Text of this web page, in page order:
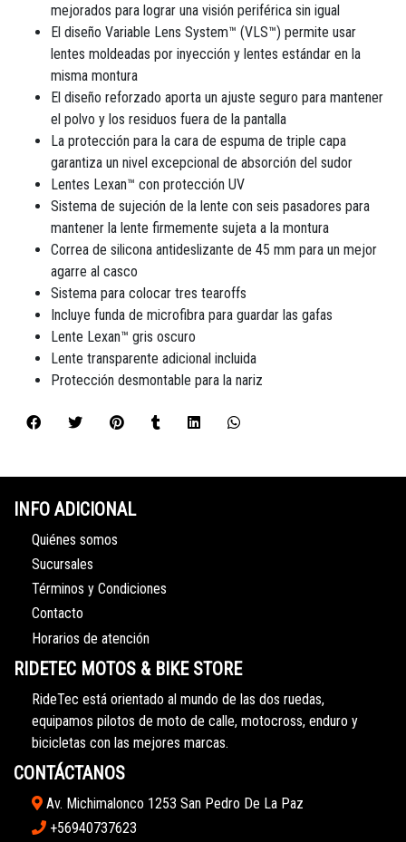
mejorados para lograr una visión periférica sin igual
El diseño Variable Lens System™ (VLS™) permite usar
lentes moldeadas por inyección y lentes estándar en la
misma montura
El diseño reforzado aporta un ajuste seguro para mantener
el polvo y los residuos fuera de la pantalla
La protección para la cara de espuma de triple capa
garantiza un nivel excepcional de absorción del sudor
Lentes Lexan™ con protección UV
Sistema de sujeción de la lente con seis pasadores para
mantener la lente firmemente sujeta a la montura
Correa de silicona antideslizante de 45 mm para un mejor
agarre al casco
Sistema para colocar tres tearoffs
Incluye funda de microfibra para guardar las gafas
Lente Lexan™ gris oscuro
Lente transparente adicional incluida
Protección desmontable para la nariz
INFO ADICIONAL
Quiénes somos
Sucursales
Términos y Condiciones
Contacto
Horarios de atención
RIDETEC MOTOS & BIKE STORE
RideTec está orientado al mundo de las dos ruedas,
equipamos pilotos de moto de calle, motocross, enduro y
bicicletas con las mejores marcas.
CONTÁCTANOS
Av. Michimalonco 1253 San Pedro De La Paz
+56940737623